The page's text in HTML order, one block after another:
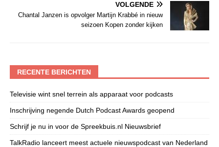
VOLGENDE
Chantal Janzen is opvolger Martijn Krabbé in nieuw
seizoen Kopen zonder kijken
RECENTE BERICHTEN
Televisie wint snel terrein als apparaat voor podcasts
Inschrijving negende Dutch Podcast Awards geopend
Schrijf je nu in voor de Spreekbuis.nl Nieuwsbrief
TalkRadio lanceert meest actuele nieuwspodcast van Nederland